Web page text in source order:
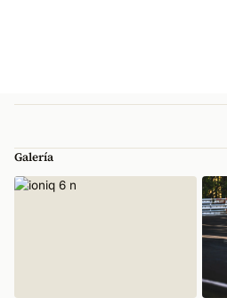
Galería